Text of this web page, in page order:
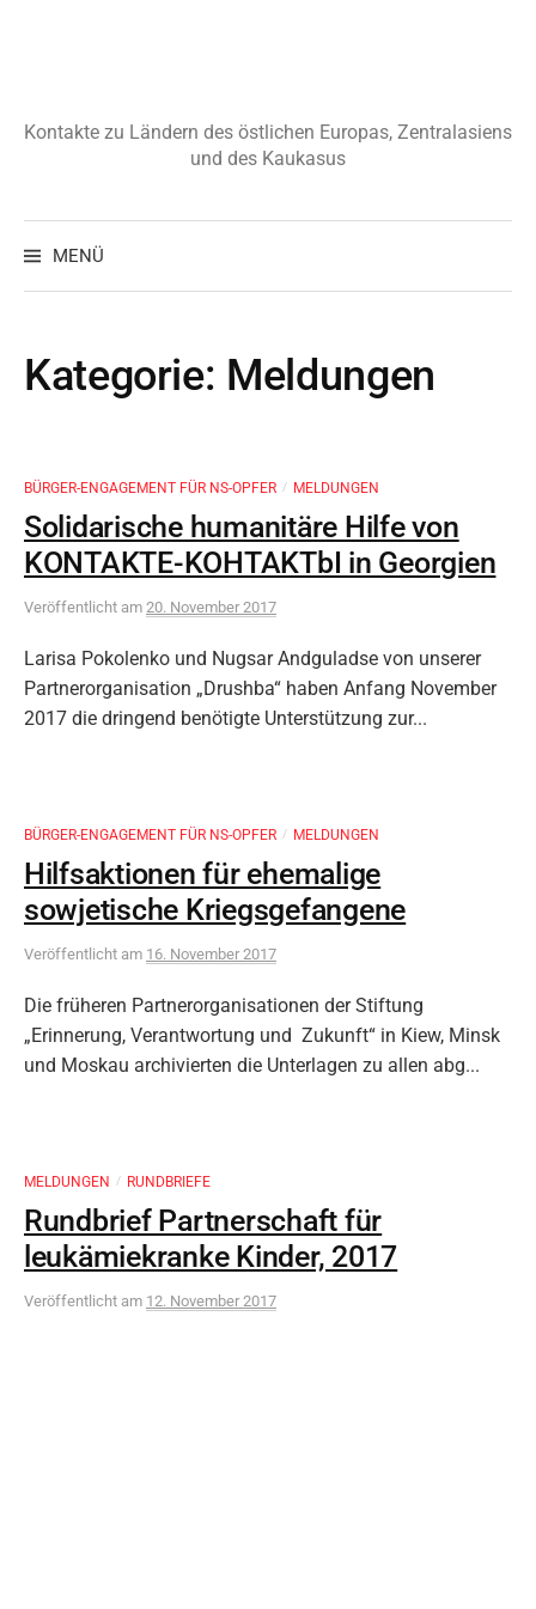
Kontakte zu Ländern des östlichen Europas, Zentralasiens
und des Kaukasus
MENÜ
Suchen
Kategorie: Meldungen
BÜRGER-ENGAGEMENT FÜR NS-OPFER / MELDUNGEN
Solidarische humanitäre Hilfe von
KONTAKTE-KOHTAKTbI in Georgien
Veröffentlicht am 20. November 2017
Larisa Pokolenko und Nugsar Andguladse von unserer
Partnerorganisation „Drushba“ haben Anfang November
2017 die dringend benötigte Unterstützung zur...
BÜRGER-ENGAGEMENT FÜR NS-OPFER / MELDUNGEN
Hilfsaktionen für ehemalige
sowjetische Kriegsgefangene
Veröffentlicht am 16. November 2017
Die früheren Partnerorganisationen der Stiftung
„Erinnerung, Verantwortung und Zukunft“ in Kiew, Minsk
und Moskau archivierten die Unterlagen zu allen abg...
MELDUNGEN / RUNDBRIEFE
Rundbrief Partnerschaft für
leukämiekranke Kinder, 2017
Veröffentlicht am 12. November 2017